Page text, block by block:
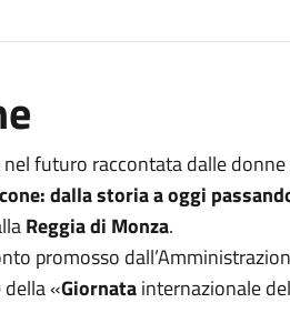
futuro raccontata dalle
dalla storia a oggi
Reggia di Monza.
promosso
«Giornatainternazionale